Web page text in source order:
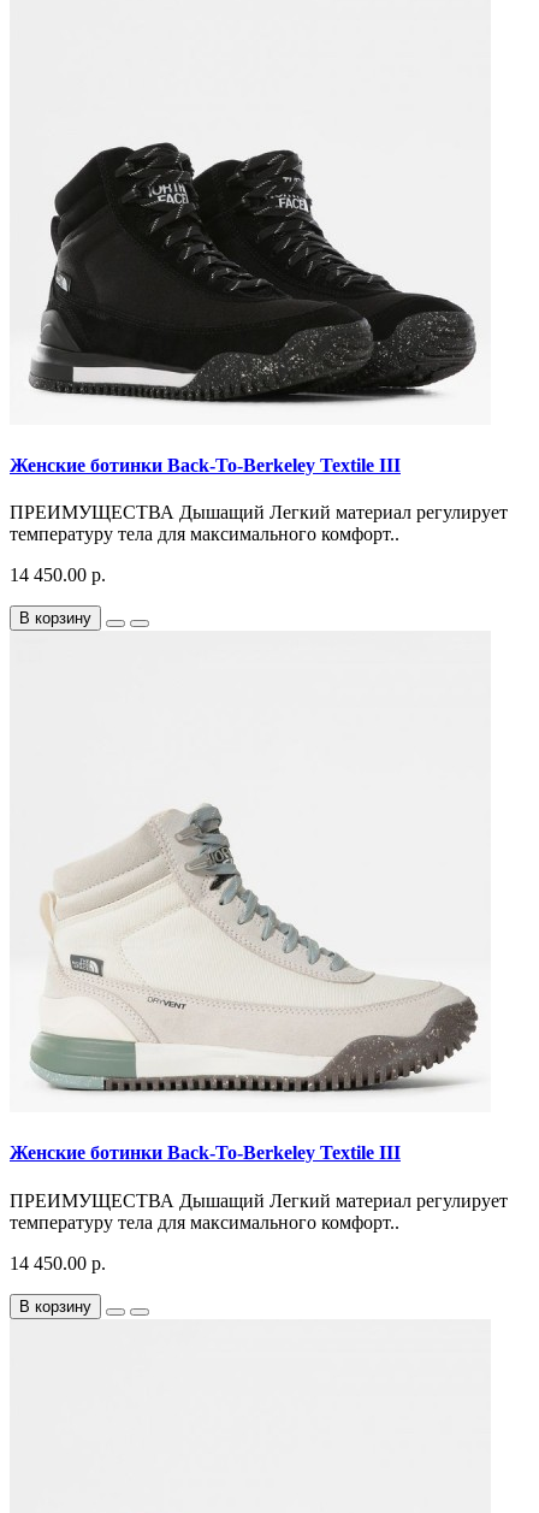
Женские ботинки Back-To-Berkeley Textile III
ПРЕИМУЩЕСТВА Дышащий Легкий материал регулирует
температуру тела для максимального комфорт..
14 450.00 р.
В корзину
Женские ботинки Back-To-Berkeley Textile III
ПРЕИМУЩЕСТВА Дышащий Легкий материал регулирует
температуру тела для максимального комфорт..
14 450.00 р.
В корзину